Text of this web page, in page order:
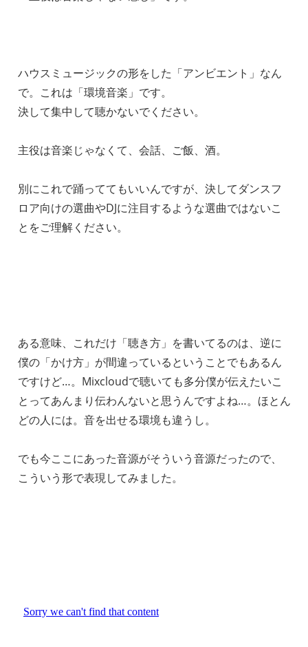
ハウスミュージックの形をした「アンビエント」なん
で。これは「環境音楽」です。
決して集中して聴かないでください。
主役は音楽じゃなくて、会話、ご飯、酒。
別にこれで踊っててもいいんですが、決してダンスフ
ロア向けの選曲やDJに注目するような選曲ではないこ
とをご理解ください。
ある意味、これだけ「聴き方」を書いてるのは、逆に
僕の「かけ方」が間違っているということでもあるん
ですけど…。Mixcloudで聴いても多分僕が伝えたいこ
とってあんまり伝わんないと思うんですよね…。ほとん
どの人には。音を出せる環境も違うし。
でも今ここにあった音源がそういう音源だったので、
こういう形で表現してみました。